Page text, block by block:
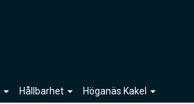
Hållbarhet Höganäs Kakel